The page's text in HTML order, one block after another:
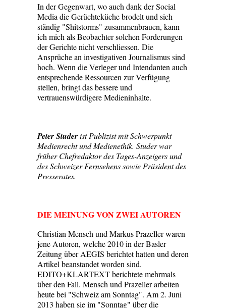
In der Gegenwart, wo auch dank der Social
Media die Gerüchteküche brodelt und sich
ständig "Shitstorms" zusammenbrauen, kann
ich mich als Beobachter solchen Forderungen
der Gerichte nicht verschliessen. Die
Ansprüche an investigativen Journalismus sind
hoch. Wenn die Verleger und Intendanten auch
entsprechende Ressourcen zur Verfügung
stellen, bringt das bessere und
vertrauenswürdigere Medieninhalte.
Peter Studerist Publizist mit Schwerpunkt
Medienrecht und Medienethik. Studer war
früher Chefredaktor des Tages-Anzeigers und
des Schweizer Fernsehens sowie Präsident des
Presserates.
DIE MEINUNG VON ZWEI AUTOREN
Christian Mensch und Markus Prazeller waren
jene Autoren, welche 2010 in der Basler
Zeitung über AEGIS berichtet hatten und deren
Artikel beanstandet worden sind.
EDITO+KLARTEXT berichtete mehrmals
über den Fall. Mensch und Prazeller arbeiten
heute bei "Schweiz am Sonntag". Am 2. Juni
2013 haben sie im "Sonntag" über die